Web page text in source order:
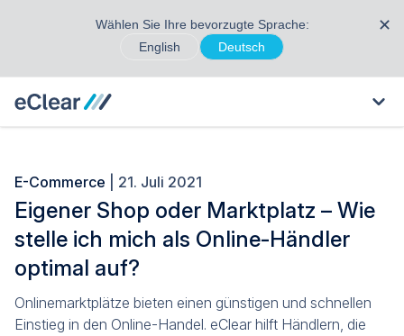
Wählen Sie Ihre bevorzugte Sprache:
English
Deutsch
✕
E-Commerce | 21. Juli 2021
Eigener Shop oder Marktplatz – Wie
stelle ich mich als Online-Händler
optimal auf?
Onlinemarktplätze bieten einen günstigen und schnellen
Einstieg in den Online-Handel. eClear hilft Händlern, die